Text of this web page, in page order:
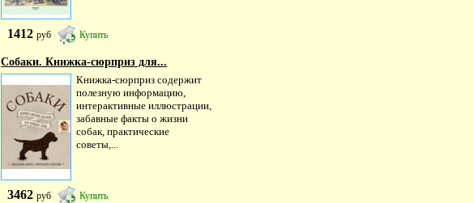
1412руб Купить
Собаки. Книжка-сюрприз для...
Книжка-сюрприз содержит
полезную информацию,
интерактивные иллюстрации,
забавные факты о жизни
собак, практические
советы,...
3462руб Купить